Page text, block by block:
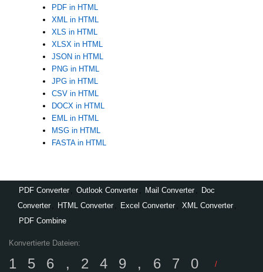
PDF in HTML
XML in HTML
XLS in HTML
XLSX in HTML
JSON in HTML
PNG in HTML
JPG in HTML
CSV in HTML
DOCX in HTML
EML in HTML
MSG in HTML
FASTA in HTML
PDF Converter Outlook Converter Mail Converter
Doc
Converter
HTML Converter Excel Converter XML Converter
PDF Combine
Konvertierte Dateien:
156,249,670 /